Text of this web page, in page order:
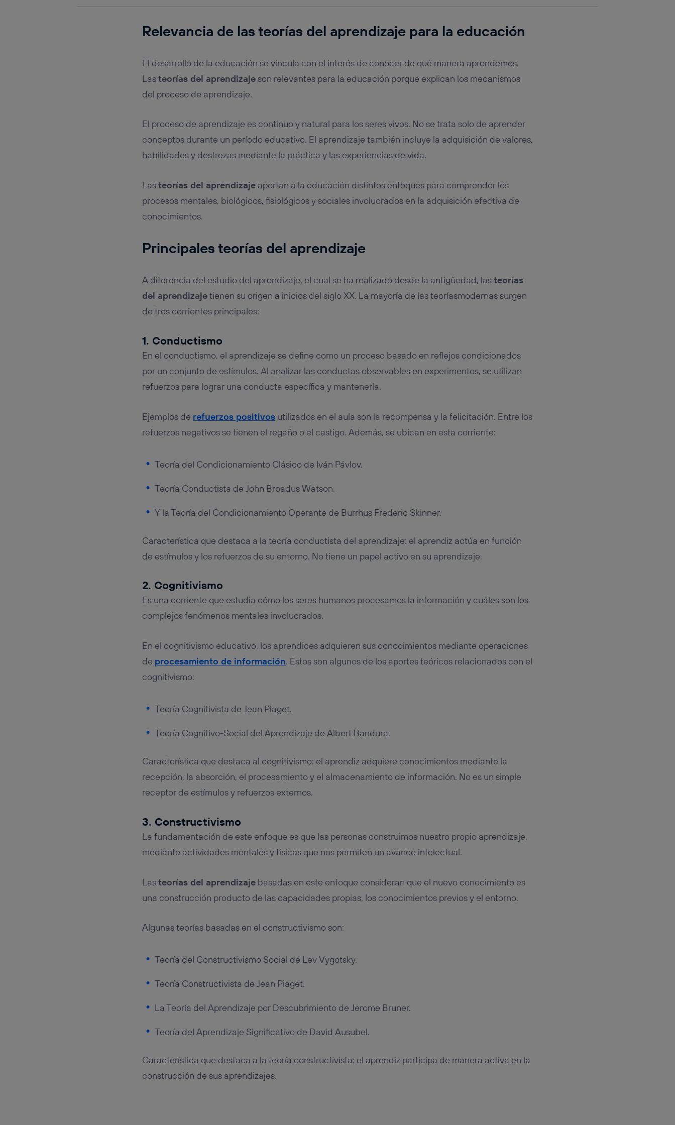
Relevancia de las teorías del aprendizajepara la educación
El desarrollo de la educación se vincula con el interés de conocer de qué manera aprendemos.
Lasteorías del aprendizajeson relevantes para la educación porque explican los mecanismos
del proceso de aprendizaje.
El proceso de aprendizaje es continuo y natural para los seres vivos. No se trata solo de aprender
conceptos durante un período educativo. El aprendizaje también incluye la adquisición de valores,
habilidades y destrezas mediante la práctica y las experiencias de vida.
Lasteorías del aprendizajeaportan a la educación distintos enfoques para comprender los
procesos mentales, biológicos, fisiológicos y sociales involucrados en la adquisición efectiva de
conocimientos.
Principales teorías del aprendizaje
A diferencia del estudio del aprendizaje, el cual se ha realizado desde la antigüedad, lasteorías
del aprendizajetienen su origen a inicios del siglo XX. La mayoría de las teoríasmodernas surgen
de tres corrientes principales:
1. Conductismo
En el conductismo, el aprendizaje se define como un proceso basado en reflejos condicionados
por un conjunto de estímulos. Al analizar las conductas observables en experimentos, se utilizan
refuerzos para lograr una conducta específica y mantenerla.
Ejemplos de refuerzos positivosutilizados en el aula son la recompensa y la felicitación. Entre los
refuerzos negativos se tienen el regaño o el castigo. Además, se ubican en esta corriente:
Teoría del Condicionamiento Clásico de Iván Pávlov.
Teoría Conductista de John Broadus Watson.
Y la Teoría del Condicionamiento Operante de Burrhus Frederic Skinner.
Característica que destaca a la teoría conductista del aprendizaje: el aprendiz actúa en función
de estímulos y los refuerzos de su entorno. No tiene un papel activo en su aprendizaje.
2. Cognitivismo
Es una corriente que estudia cómo los seres humanos procesamos la información y cuáles son los
complejos fenómenos mentales involucrados.
En el cognitivismo educativo, los aprendices adquieren sus conocimientos mediante operaciones
de procesamiento de información. Estos son algunos de los aportes teóricos relacionados con el
cognitivismo:
Teoría Cognitivista de Jean Piaget.
Teoría Cognitivo-Social del Aprendizaje de Albert Bandura.
Característica que destaca al cognitivismo: el aprendiz adquiere conocimientos mediante la
recepción, la absorción, el procesamiento y el almacenamiento de información. No es un simple
receptor de estímulos y refuerzos externos.
3. Constructivismo
La fundamentación de este enfoque es que las personas construimos nuestro propio aprendizaje,
mediante actividades mentales y físicas que nos permiten un avance intelectual.
Lasteorías del aprendizajebasadas en este enfoque consideran que el nuevo conocimiento es
una construcción producto de las capacidades propias, los conocimientos previos y el entorno.
Algunas teorías basadas en el constructivismo son:
Teoría del Constructivismo Social de Lev Vygotsky.
Teoría Constructivista de Jean Piaget.
La Teoría del Aprendizaje por Descubrimiento de Jerome Bruner.
Teoría del Aprendizaje Significativo de David Ausubel.
Característica que destaca a la teoría constructivista: el aprendiz participa de manera activa en la
construcción de sus aprendizajes.